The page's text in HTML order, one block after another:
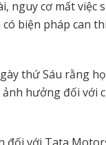
nguy cơ mất việc
biện pháp can
thứ Sáu rằng
ảnh hưởng đối với